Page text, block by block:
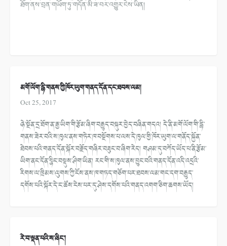
ཐོག་ནས་བྲན་གཡོག་ཏུ་གདོན་མི་ཟ་བར་འགྱུར་ངེས་ཡིན།
མགོ་ལོག་དྷི་གནས་ཀྱི་ཁོར་ཡུག་གནད་དོན་དང་ཐབས་ལམ།
Oct 25, 2017
ཉེ་སྔོན་དྲ་ཐོག་ན་རྒྱ་ཡིག་གི་རྩོམ་ཞིག་བརྒྱུད་བསྐུར་བྱེད་བཞིན་གདའ། དེ་ནི་མགོ་ལོག་གི་དྷི་
གནས་ཟེར་བའི་ས་ཁུལ་ནས་གཏེར་ཁ་བསྔོགས་པ་ལས་དེ་ཁུལ་གྱི་ཁོར་ཡུག་ལ་གནོད་སྐྱོན་
ཐེབས་པའི་གནད་དོན་སྐོར་བརྗོད་གཞིར་བཟུང་བ་ཞིག་རེད། གཤམ་དུ་བཀོད་ཡོད་པ་ནི་རྩོམ་
ཡིག་ནང་དོན་སྙིང་བསྡུས་ཤིག་ཡིན། རང་གི་ས་ཁུལ་ནས་བྱུང་བའི་གནད་དོན་འདི་འདྲའི་
རིགས་ལ་ཁྲིམས་ལུགས་ཀྱི་ངོས་ནས་ཁ་གཏད་གཅོག་པར་ཐབས་ལམ་གང་དག་བརྒྱུད་
དགོས་པའི་སྐོར་དེ་ང་ཚོས་ངེས་པར་དུ་ཤེས་དགོས་པའི་གནད་འགག་ཅིག་ཆགས་ཡོད།
རེ་བ་ལྡན་པའི་ས་ཞིང་།